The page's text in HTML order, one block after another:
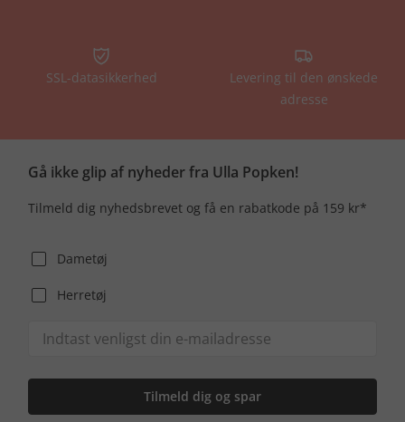
SSL-datasikkerhed
Levering til den ønskede
adresse
Gå ikke glip af nyheder fra Ulla Popken!
Tilmeld dig nyhedsbrevet og få en rabatkode på 159 kr*
Dametøj
Herretøj
Tilmeld dig og spar